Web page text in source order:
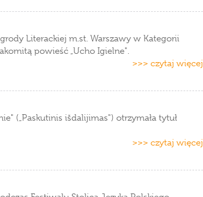
Literackiej m.st. Warszawy w Kategorii
powieść „Ucho Igielne".
>>> czytaj więcej
(„Paskutinis išdalijimas") otrzymała tytuł
>>> czytaj więcej